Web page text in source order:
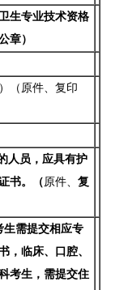
生专业技术资格
章）
（原件、复印
人员，应具有护
书。（原件、 复
生需提交相应专
，临床、口腔、
考生，需提交住